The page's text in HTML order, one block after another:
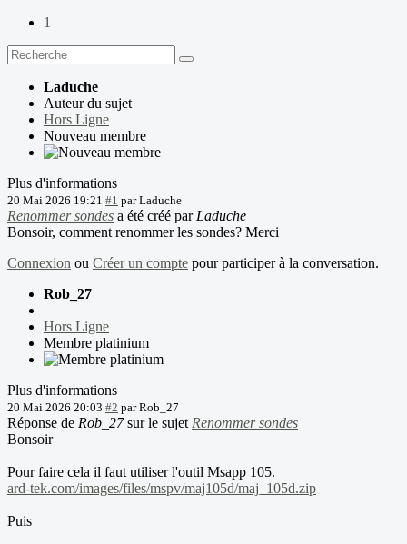
1
Laduche
Auteur du sujet
Hors Ligne
Nouveau membre
Plus d'informations
20 Mai 2026 19:21 #1 parLaduche
Renommer sondes a été créé par Laduche
Bonsoir, comment renommer les sondes? Merci
Connexion ou Créer un compte pour participer à la conversation.
Rob_27
Hors Ligne
Membre platinium
Plus d'informations
20 Mai 2026 20:03 #2 parRob_27
Réponse de Rob_27sur le sujet Renommer sondes
Bonsoir
Pour faire cela il faut utiliser l'outil Msapp 105.
ard-tek.com/images/files/mspv/maj105d/maj_105d.zip
Puis